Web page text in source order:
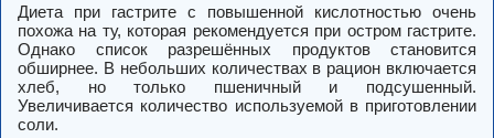
Диета при гастрите с повышенной кислотностью очень
похожа на ту, которая рекомендуется при остром гастрите.
Однако список разрешённых продуктов становится
обширнее. В небольших количествах в рацион включается
хлеб, но только пшеничный и подсушенный.
Увеличивается количество используемой в приготовлении
соли.